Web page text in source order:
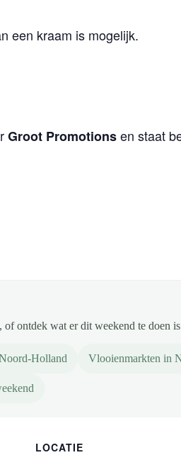
een kraam is mogelijk.
Groot Promotionsen staat
ontdek wat er dit weekend te doen
Holland Vlooienmarkten in
LOCATIE